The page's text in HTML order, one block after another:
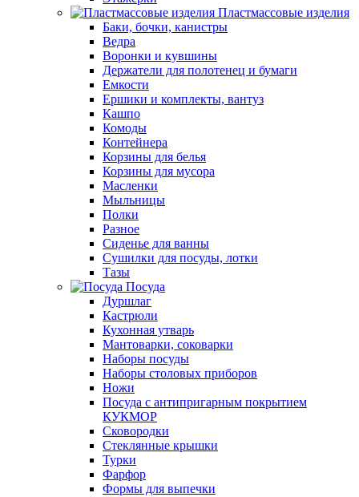
Пластмассовые изделия
Баки, бочки, канистры
Ведра
Воронки и кувшины
Держатели для полотенец и бумаги
Емкости
Ершики и комплекты, вантуз
Кашпо
Комоды
Контейнера
Корзины для белья
Корзины для мусора
Масленки
Мыльницы
Полки
Разное
Сиденье для ванны
Сушилки для посуды, лотки
Тазы
Посуда
Дуршлаг
Кастрюли
Кухонная утварь
Мантоварки, соковарки
Наборы посуды
Наборы столовых приборов
Ножи
Посуда с антипригарным покрытием
КУКМОР
Сковородки
Стеклянные крышки
Турки
Фарфор
Формы для выпечки